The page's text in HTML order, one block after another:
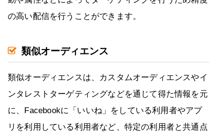
の高い配信を行うことができます。
類似オーディエンス
類似オーディエンスは、カスタムオーディエンスやイ
ンタレストターゲティングなどを通じて得た情報を元
に、Facebookに「いいね」をしている利用者やアプ
リを利用している利用者など、特定の利用者と共通点